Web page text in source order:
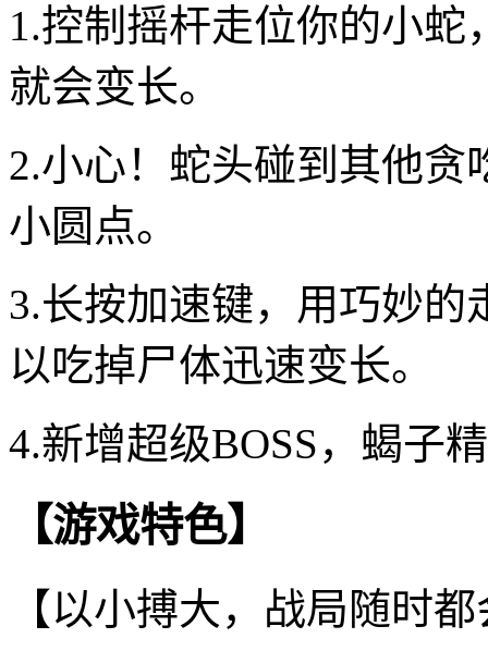
1.控制摇杆走位你的小
就会变长。
2.小心！蛇头碰到其他
小圆点。
3.长按加速键，用巧妙
以吃掉尸体迅速变长。
4.新增超级BOSS，蝎子
【游戏特色】
【以小搏大，战局随时